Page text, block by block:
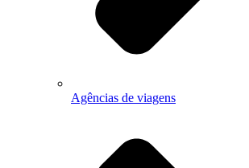
Agências de viagens